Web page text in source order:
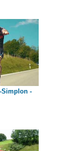
Simplon -